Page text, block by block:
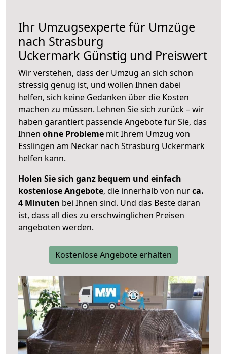
Ihr Umzugsexperte für Umzüge
nach Strasburg
Uckermark Günstig und Preiswert
Wir verstehen, dass der Umzug an sich schon
stressig genug ist, und wollen Ihnen dabei
helfen, sich keine Gedanken über die Kosten
machen zu müssen. Lehnen Sie sich zurück – wir
haben garantiert passende Angebote für Sie, das
Ihnen ohne Probleme mit Ihrem Umzug von
Esslingen am Neckar nach Strasburg Uckermark
helfen kann.
Holen Sie sich ganz bequem und einfach
kostenlose Angebote, die innerhalb von nurca.
4 Minuten bei Ihnen sind. Und das Beste daran
ist, dass all dies zu erschwinglichen Preisen
angeboten werden.
Kostenlose Angebote erhalten